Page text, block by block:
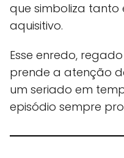
que simboliza
aquisitivo.
Esse enredo,
prende a atenção
um seriado em
episódio sempre